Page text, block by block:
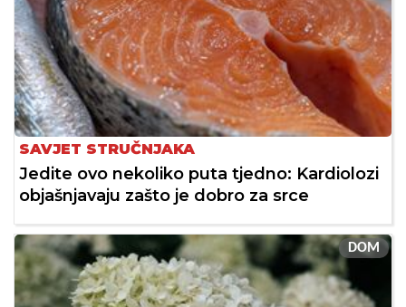
SAVJET STRUČNJAKA
Jedite ovo nekoliko puta tjedno: Kardiolozi
objašnjavaju zašto je dobro za srce
DOM